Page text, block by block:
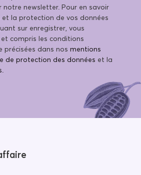
notre newsletter. Pour en savoir
et la protection de vos données
sur enregistrer, vous
compris les conditions
précisées dans nos mentions
de protection des données et la